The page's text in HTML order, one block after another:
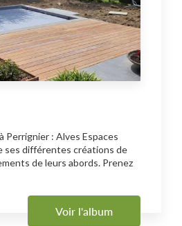
Perrignier : Alves Espaces
ses différentes créations de
de leurs abords. Prenez
Voir l'album